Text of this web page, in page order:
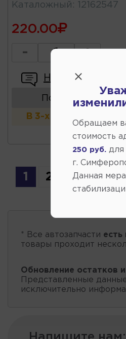
Каталожный : 12162547
220.00
- +
Написать отзыв
Показать аналоги
В 3-х и более
1 2 3 4 5
* Все автозапчасти есть
товары проходит
Обновление остатков
Представленные
исключительно
Обращаем
стоимость
250 руб. для
г.
Данная